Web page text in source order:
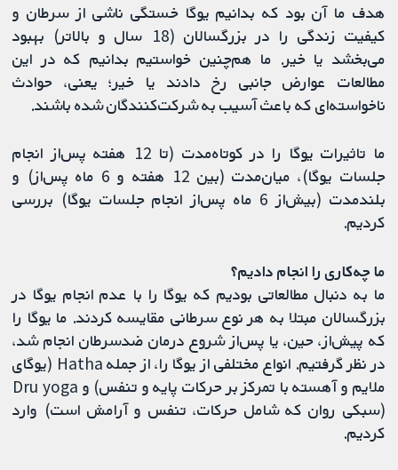
هدف ما آن بود که بدانیم یوگا خستگی ناشی از سرطان و
کیفیت زندگی را در بزرگسالان (18 سال و بالاتر) بهبود
می‌بخشد یا خیر. ما هم‌چنین ‌خواستیم بدانیم که در این
مطالعات عوارض جانبی رخ دادند یا خیر؛ یعنی، حوادث
ناخواسته‌ای که باعث آسیب به شرکت‌کنندگان شده باشند.
ما تاثیرات یوگا را در کوتاه‌مدت (تا 12 هفته پس‌از انجام
جلسات یوگا)، میان‌مدت (بین 12 هفته و 6 ماه پس‌از) و
بلندمدت (بیش‌از 6 ماه پس‌از انجام جلسات یوگا) بررسی
کردیم.
ما چه‌کاری را انجام دادیم؟
ما به دنبال مطالعاتی بودیم که یوگا را با عدم انجام یوگا در
بزرگسالان مبتلا به هر نوع سرطانی مقایسه کردند. ما یوگا را
که پیش‌از، حین، یا پس‌از شروع درمان ضدسرطان انجام ‌شد،
در نظر گرفتیم. انواع مختلفی از یوگا را، از جمله Hatha (یوگای
ملایم و آهسته با تمرکز بر حرکات پایه و تنفس) و Dru yoga
(سبکی روان که شامل حرکات، تنفس و آرامش است) وارد
کردیم.